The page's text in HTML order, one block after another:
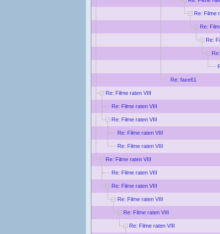
Re: Filme
Re:
Re:
Re: faxe61
Re: Filme raten VIII
Re: Filme raten VIII
Re: Filme raten VIII
Re: Filme raten VIII
Re: Filme raten VIII
Re: Filme raten VIII
Re: Filme raten VIII
Re: Filme raten VIII
Re: Filme raten VIII
Re: Filme raten VIII
Re: Filme raten VIII